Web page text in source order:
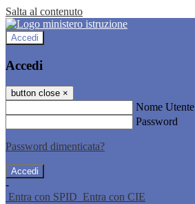
Salta al contenuto
Accedi
Accedi
button close ×
Nome Utente
Password
Password dimenticata?
-
Entra con SPID Entra con CIE